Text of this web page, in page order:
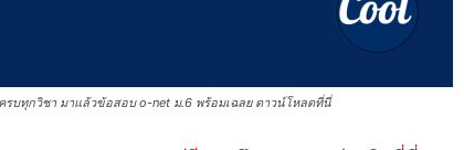
บทุกวิชา มาแล้วข้อสอบ o-net ม.6 พร้อมเฉลย ดาวน์โหลดที่นี่